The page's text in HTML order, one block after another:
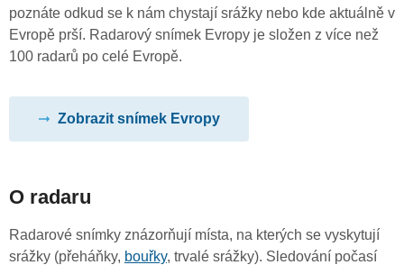
poznáte odkud se k nám chystají srážky nebo kde aktuálně v
Evropě prší. Radarový snímek Evropy je složen z více než
100 radarů po celé Evropě.
Zobrazit snímek Evropy
O radaru
Radarové snímky znázorňují místa, na kterých se vyskytují
srážky (přeháňky, bouřky, trvalé srážky). Sledování počasí